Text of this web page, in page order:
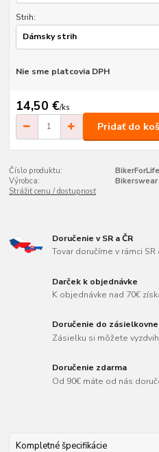
Strih:
Nie sme platcovia DPH
14,50 €/ks
Pridať do
Číslo produktu:
BikerForLife
Výrobca:
Strážiť cenu / dostupnosť
Doručenie v SR a ČR
Tovar doručíme v rámci SR
Darček k objednávke
K objednávke nad 70€
Doručenie do zásielkovne
Zásielku si môžete
Doručenie zdarma
Od 90€ máte od nás
Kompletné špecifikácie